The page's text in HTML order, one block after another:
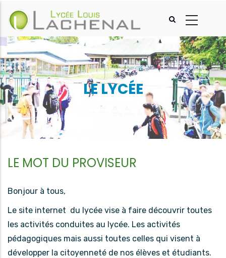
contenu
principal
LE LYCÉE
LE MOT DU PROVISEUR
Bonjour à tous,
Le site internet du lycée vise à faire découvrir toutes
les activités conduites au lycée. Les activités
pédagogiques mais aussi toutes celles qui visent à
développer la citoyenneté de nos élèves et étudiants.